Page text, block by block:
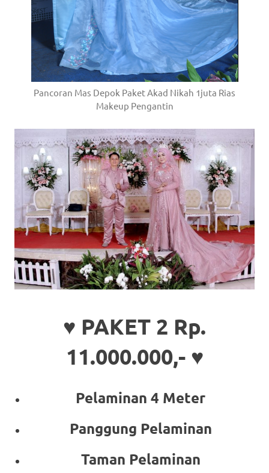
Pancoran Mas Depok Paket Akad Nikah 1juta Rias
Makeup Pengantin
♥ PAKET 2 Rp.
11.000.000,- ♥
Pelaminan 4 Meter
Panggung Pelaminan
Taman Pelaminan